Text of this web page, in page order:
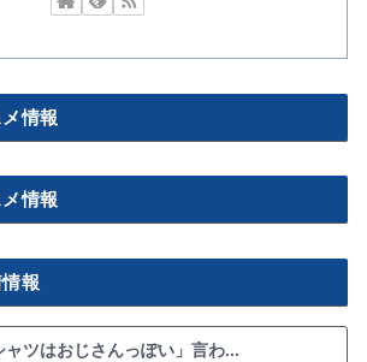
情報
情報
報
ャツはおじさんっぽい」言わ...